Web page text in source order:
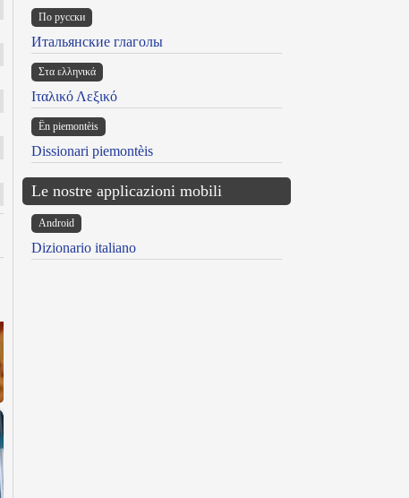
По русски
Итальянские глаголы
Στα ελληνικά
Ιταλικό Λεξικό
Ën piemontèis
Dissionari piemontèis
Le nostre applicazioni mobili
Android
Dizionario italiano